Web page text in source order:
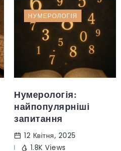
НУМЕРОЛОГІЯ
Нумерологія:
найпопулярніші
запитання
12 Квітня, 2025
1.8K Views